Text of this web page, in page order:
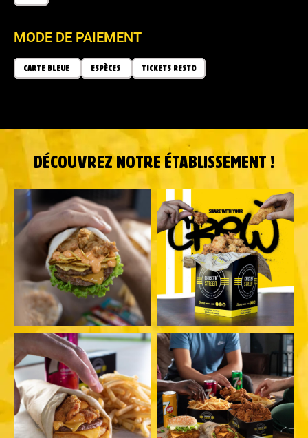
MODE DE PAIEMENT
CARTE BLEUE ESPÈCES TICKETS RESTO
DÉCOUVREZ NOTRE ÉTABLISSEMENT !